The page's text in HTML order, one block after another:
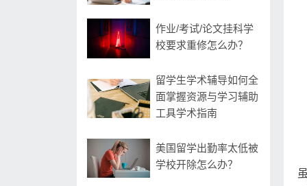
作业/考试/论文挂科学
校要求重修怎么办？
留学生学术辅导如何全
面掌握资源与学习辅助
工具学术指南
美国留学出勤率太低被
学校开除怎么办？